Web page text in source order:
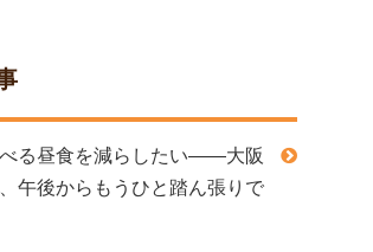
る昼食を減らしたい――大阪
午後からもうひと踏ん張りで